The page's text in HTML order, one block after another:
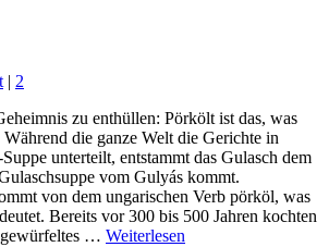
| 2
zu enthüllen: Pörkölt ist das, was
die ganze Welt die Gerichte in
unterteilt, entstammt das Gulasch dem
vom Gulyás kommt.
von dem ungarischen Verb pörköl, was
Bereits vor 300 bis 500 Jahren kochten
… Weiterlesen